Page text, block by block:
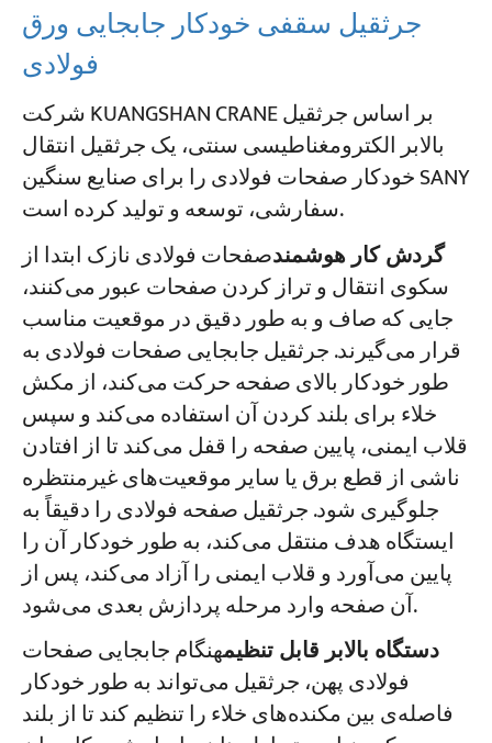
جرثقیل سقفی خودکار جابجایی ورق
فولادی
شرکت KUANGSHAN CRANE بر اساس جرثقیل
بالابر الکترومغناطیسی سنتی، یک جرثقیل انتقال
خودکار صفحات فولادی را برای صنایع سنگین SANY
سفارشی، توسعه و تولید کرده است.
گردش کار هوشمندصفحات فولادی نازک ابتدا از
سکوی انتقال و تراز کردن صفحات عبور می‌کنند،
جایی که صاف و به طور دقیق در موقعیت مناسب
قرار می‌گیرند. جرثقیل جابجایی صفحات فولادی به
طور خودکار بالای صفحه حرکت می‌کند، از مکش
خلاء برای بلند کردن آن استفاده می‌کند و سپس
قلاب ایمنی، پایین صفحه را قفل می‌کند تا از افتادن
ناشی از قطع برق یا سایر موقعیت‌های غیرمنتظره
جلوگیری شود. جرثقیل صفحه فولادی را دقیقاً به
ایستگاه هدف منتقل می‌کند، به طور خودکار آن را
پایین می‌آورد و قلاب ایمنی را آزاد می‌کند، پس از
آن صفحه وارد مرحله پردازش بعدی می‌شود.
دستگاه بالابر قابل تنظیمهنگام جابجایی صفحات
فولادی پهن، جرثقیل می‌تواند به طور خودکار
فاصله‌ی بین مکنده‌های خلاء را تنظیم کند تا از بلند